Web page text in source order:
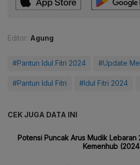
Editor: Agung
#Pantun Idul Fitri 2024 #Update Me
#Pantun Idul Fitri #Idul Fitri 2024
CEK JUGA DATA INI